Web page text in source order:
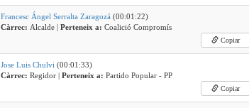
Francesc Ángel Serralta Zaragozá (00:01:22)
Càrrec: Alcalde | Perteneix a: Coalició Compromís
Copiar
Jose Luis Chulvi (00:01:33)
Càrrec: Regidor | Perteneix a: Partido Popular - PP
Copiar